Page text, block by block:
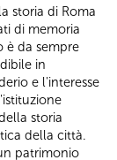
storia di Roma
di memoria
è da sempre
in
e l'interesse
storia
della città.
patrimonio